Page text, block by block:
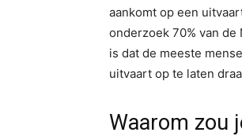
aankomt op een
onderzoek 70% van
is dat de meeste
uitvaart op te laten
Waarom zou